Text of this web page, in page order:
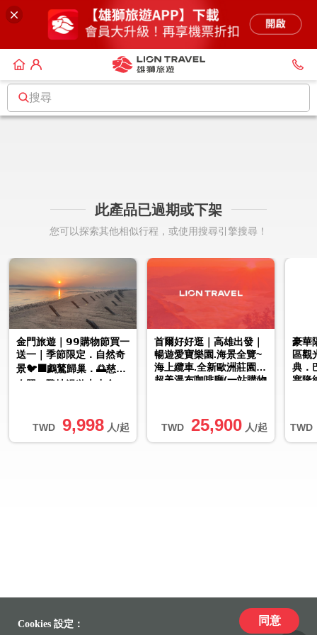
搜尋
此產品已過期或下架
您可以探索其他相似行程，或使用搜尋引擎搜尋！
TWD 9,998 人/起
金門旅遊｜𝟵𝟵購物節買一
送一｜季節限定．自然奇
景🐦‍⬛鸕鶿歸巢．🌅慈湖
夕照．戰地漫遊大小金3
TWD 25,900 人/起
首爾好好逛｜高雄出發｜
暢遊愛寶樂園.海景全覽~
海上纜車.全新歐洲莊園.
超美瀑布咖啡廳(一站購物
TWD
豪華
區觀
典．
塞隆
Cookies 設定： 同意